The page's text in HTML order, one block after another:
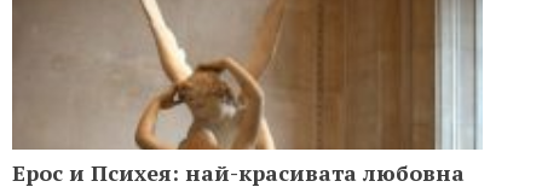
Ерос и Психея: най-красивата любовна